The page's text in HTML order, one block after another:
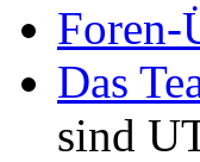
Foren-
Das
sind